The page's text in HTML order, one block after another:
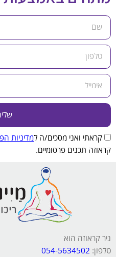
קראתי ואני מסכים/ה למדיניות
קראוזה תכנים פרסומיים.
ניר קראוזה הוא
טלפון: